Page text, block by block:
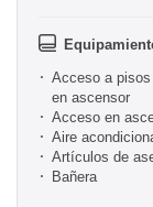
Acceso a pisos
en ascensor
Acceso en
Aire
Artículos de
Bañera